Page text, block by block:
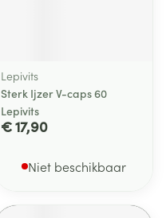
Lepivits
Sterk Ijzer V-caps 60
Lepivits
€ 17,90
Niet beschikbaar